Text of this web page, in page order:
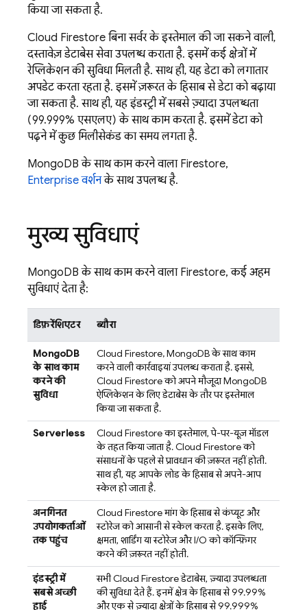
किया जा सकता है.
Cloud Firestore बिना सर्वर के इस्तेमाल की जा सकने वाली,
दस्तावेज़ डेटाबेस सेवा उपलब्ध कराता है. इसमें कई क्षेत्रों में
रेप्लिकेशन की सुविधा मिलती है. साथ ही, यह डेटा को लगातार
अपडेट करता रहता है. इसमें ज़रूरत के हिसाब से डेटा को बढ़ाया
जा सकता है. साथ ही, यह इंडस्ट्री में सबसे ज़्यादा उपलब्धता
(99.999% एसएलए) के साथ काम करता है. इसमें डेटा को
पढ़ने में कुछ मिलीसेकंड का समय लगता है.
MongoDB के साथ काम करने वाला Firestore,
Enterprise वर्शनके साथ उपलब्ध है.
मुख्य सुविधाएं
MongoDB के साथ काम करने वाला Firestore, कई अहम
सुविधाएं देता है:
डिफ़रेंशिएटर ब्यौरा
MongoDB
के साथ काम
करने की
सुविधा
Cloud Firestore, MongoDB के साथ काम
करने वाली कार्रवाइयां उपलब्ध कराता है. इससे,
Cloud Firestoreको अपने मौजूदा MongoDB
ऐप्लिकेशन के लिए डेटाबेस के तौर पर इस्तेमाल
किया जा सकता है.
Serverless
Cloud Firestoreका इस्तेमाल, पे-पर-यूज़ मॉडल
के तहत किया जाता है.Cloud Firestoreको
संसाधनों के पहले से प्रावधान की ज़रूरत नहीं होती.
साथ ही, यह आपके लोड के हिसाब से अपने-आप
स्केल हो जाता है.
अनगिनत
उपयोगकर्ताओं
तक पहुंच
Cloud Firestoreमांग के हिसाब से कंप्यूट और
स्टोरेज को आसानी से स्केल करता है. इसके लिए,
क्षमता, शार्डिंग या स्टोरेज और I/O को कॉन्फ़िगर
करने की ज़रूरत नहीं होती.
इंडस्ट्री में
सबसे अच्छी
हाई
सभीCloud Firestoreडेटाबेस, ज़्यादा उपलब्धता
की सुविधा देते हैं. इनमें क्षेत्र के हिसाब से 99.99%
और एक से ज़्यादा क्षेत्रों के हिसाब से 99.999%